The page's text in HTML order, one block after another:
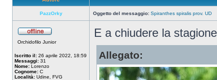
PazzOrky Oggetto del messaggio: Spiranthes spiralis prov. UD
Orchidofilo Junior
Iscritto il: 26 aprile 2022, 18:59
Messaggi: 31
Nome: Lorenzo
Cognome: C
Località: Udine, FVG
E a chiudere la
Allegato: